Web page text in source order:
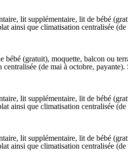
lit supplémentaire, lit de bébé
ainsi que climatisation centralisée
(gratuit), moquette, balcon ou
(de mai à octobre,
lit supplémentaire, lit de bébé
ainsi que climatisation centralisée
lit supplémentaire, lit de bébé
ainsi que climatisation centralisée